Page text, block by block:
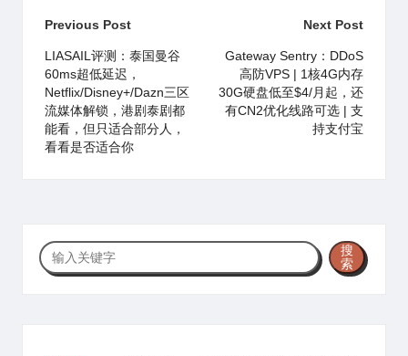
Post
navigation
Previous Post
LIASAIL评测：泰国曼谷
60ms超低延迟，
Netflix/Disney+/Dazn三区
流媒体解锁，港剧泰剧都
能看，但只适合部分人，
看看是否适合你
Next Post
Gateway Sentry：DDoS
高防VPS | 1核4G内存
30G硬盘低至$4/月起，还
有CN2优化线路可选 | 支
持支付宝
搜
索
搜
索